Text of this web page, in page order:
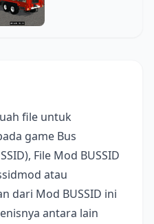
file untuk
game Bus
File Mod BUSSID
atau
dari Mod BUSSID ini
antara lain